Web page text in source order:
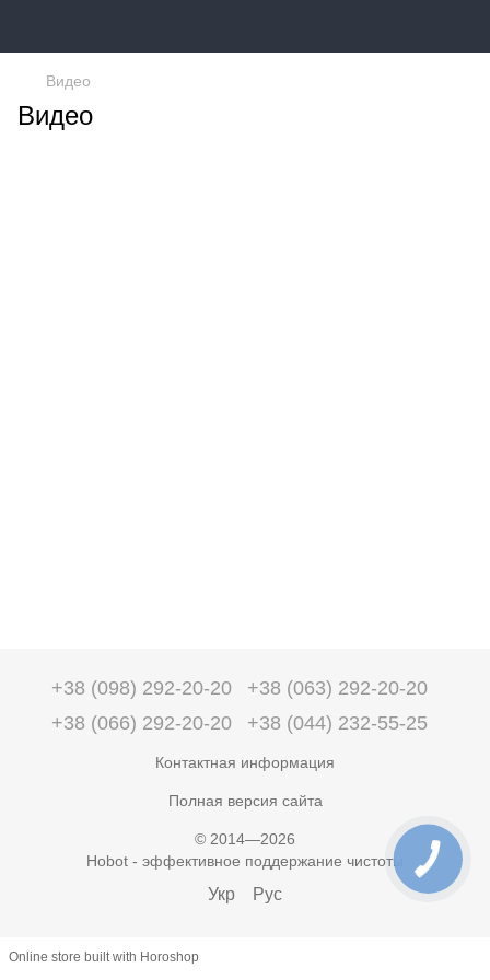
Видео
Видео
+38 (098) 292-20-20
+38 (063) 292-20-20
+38 (066) 292-20-20
+38 (044) 232-55-25
Контактная информация
Полная версия сайта
© 2014—2026
Hobot - эффективное поддержание чистоты
Укр Рус
Online store built with Horoshop